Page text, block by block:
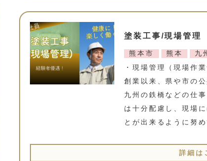
塗装工事/現場管理
熊本市 熊本 九
・現場管理（現場作
創業以来、県や市の
九州の鉄橋などの仕
は十分配慮し、現場
とが出来るように努
詳細は